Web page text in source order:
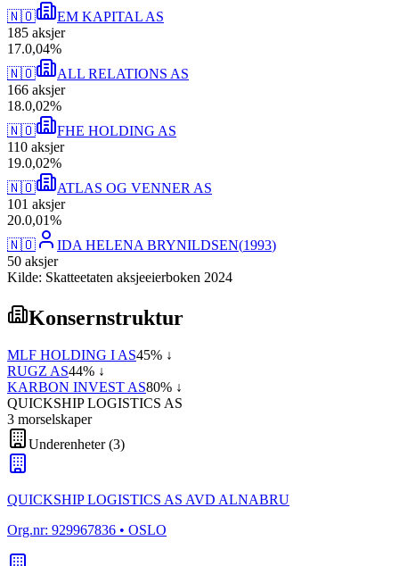
🇳🇴
EM KAPITAL AS
185 aksjer
17.0,04%
🇳🇴
ALL RELATIONS AS
166 aksjer
18.0,02%
🇳🇴
FHE HOLDING AS
110 aksjer
19.0,02%
🇳🇴
ATLAS OG VENNER AS
101 aksjer
20.0,01%
🇳🇴
IDA HELENA BRYNILDSEN(1993)
50 aksjer
Kilde: Skatteetaten aksjeeierboken 2024
Konsernstruktur
MLF HOLDING I AS45% ↓
RUGZ AS44% ↓
KARBON INVEST AS80% ↓
QUICKSHIP LOGISTICS AS
3 morselskaper
Underenheter(3)
QUICKSHIP LOGISTICS AS AVD ALNABRU
Org.nr: 929967836 • OSLO